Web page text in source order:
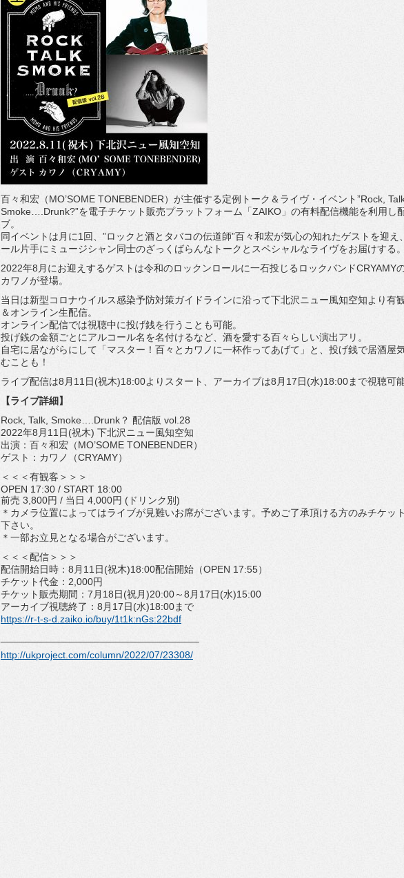
百々和宏（MO’SOME TONEBENDER）が主催する定例トーク＆ライヴ・ イベント”Rock,
Smoke….Drunk?”を電子チケット販売プラットフォーム「ZAIKO」 の有料配信機能を利用し
ブ。
同イベントは月に1回、”ロックと酒とタバコの伝道師”百々和宏が気心の知れたゲストを迎え、
ール片手にミュージシャン同士のざっくばらんなトークとスペシャルなライヴをお届けする。
2022年8月にお迎えするゲストは令和のロックンロールに一石投じるロックバンドCRYAMY
カワノが登場。
当日は新型コロナウイルス感染予防対策ガイドラインに沿って下北沢ニュー風知空知より有
＆オンライン生配信。
オンライン配信では視聴中に投げ銭を行うことも可能。
投げ銭の金額ごとにアルコール名を名付けるなど、 酒を愛する百々らしい演出アリ。
自宅に居ながらにして「マスター！ 百々とカワノに一杯作ってあげて」と、 投げ銭で居酒屋
むことも！
ライブ配信は8月11日(祝木)18:00よりスタート、 アーカイブは8月17日(水)18:00まで視聴可能
【ライブ詳細】
Rock, Talk, Smoke….Drunk？ 配信版 vol.28
2022年8月11日(祝木) 下北沢ニュー風知空知
出演：百々和宏（MO’SOME TONEBENDER）
ゲスト：カワノ（CRYAMY）
＜＜＜有観客＞＞＞
OPEN 17:30 / START 18:00
前売 3,800円 / 当日 4,000円 (ドリンク別)
＊カメラ位置によってはライブが見難いお席がございます。 予めご了承頂ける方のみチケッ
下さい。
＊一部お立見となる場合がございます。
＜＜＜配信＞＞＞
配信開始日時：8月11日(祝木)18:00配信開始（OPEN 17:55）
チケット代金：2,000円
チケット販売期間：7月18日(祝月)20:00～8月17日(水)15:00
アーカイブ視聴終了：8月17日(水)18:00まで
https://r-t-s-d.zaiko.io/buy/1t1k:nGs:22bdf
http://ukproject.com/column/2022/07/23308/